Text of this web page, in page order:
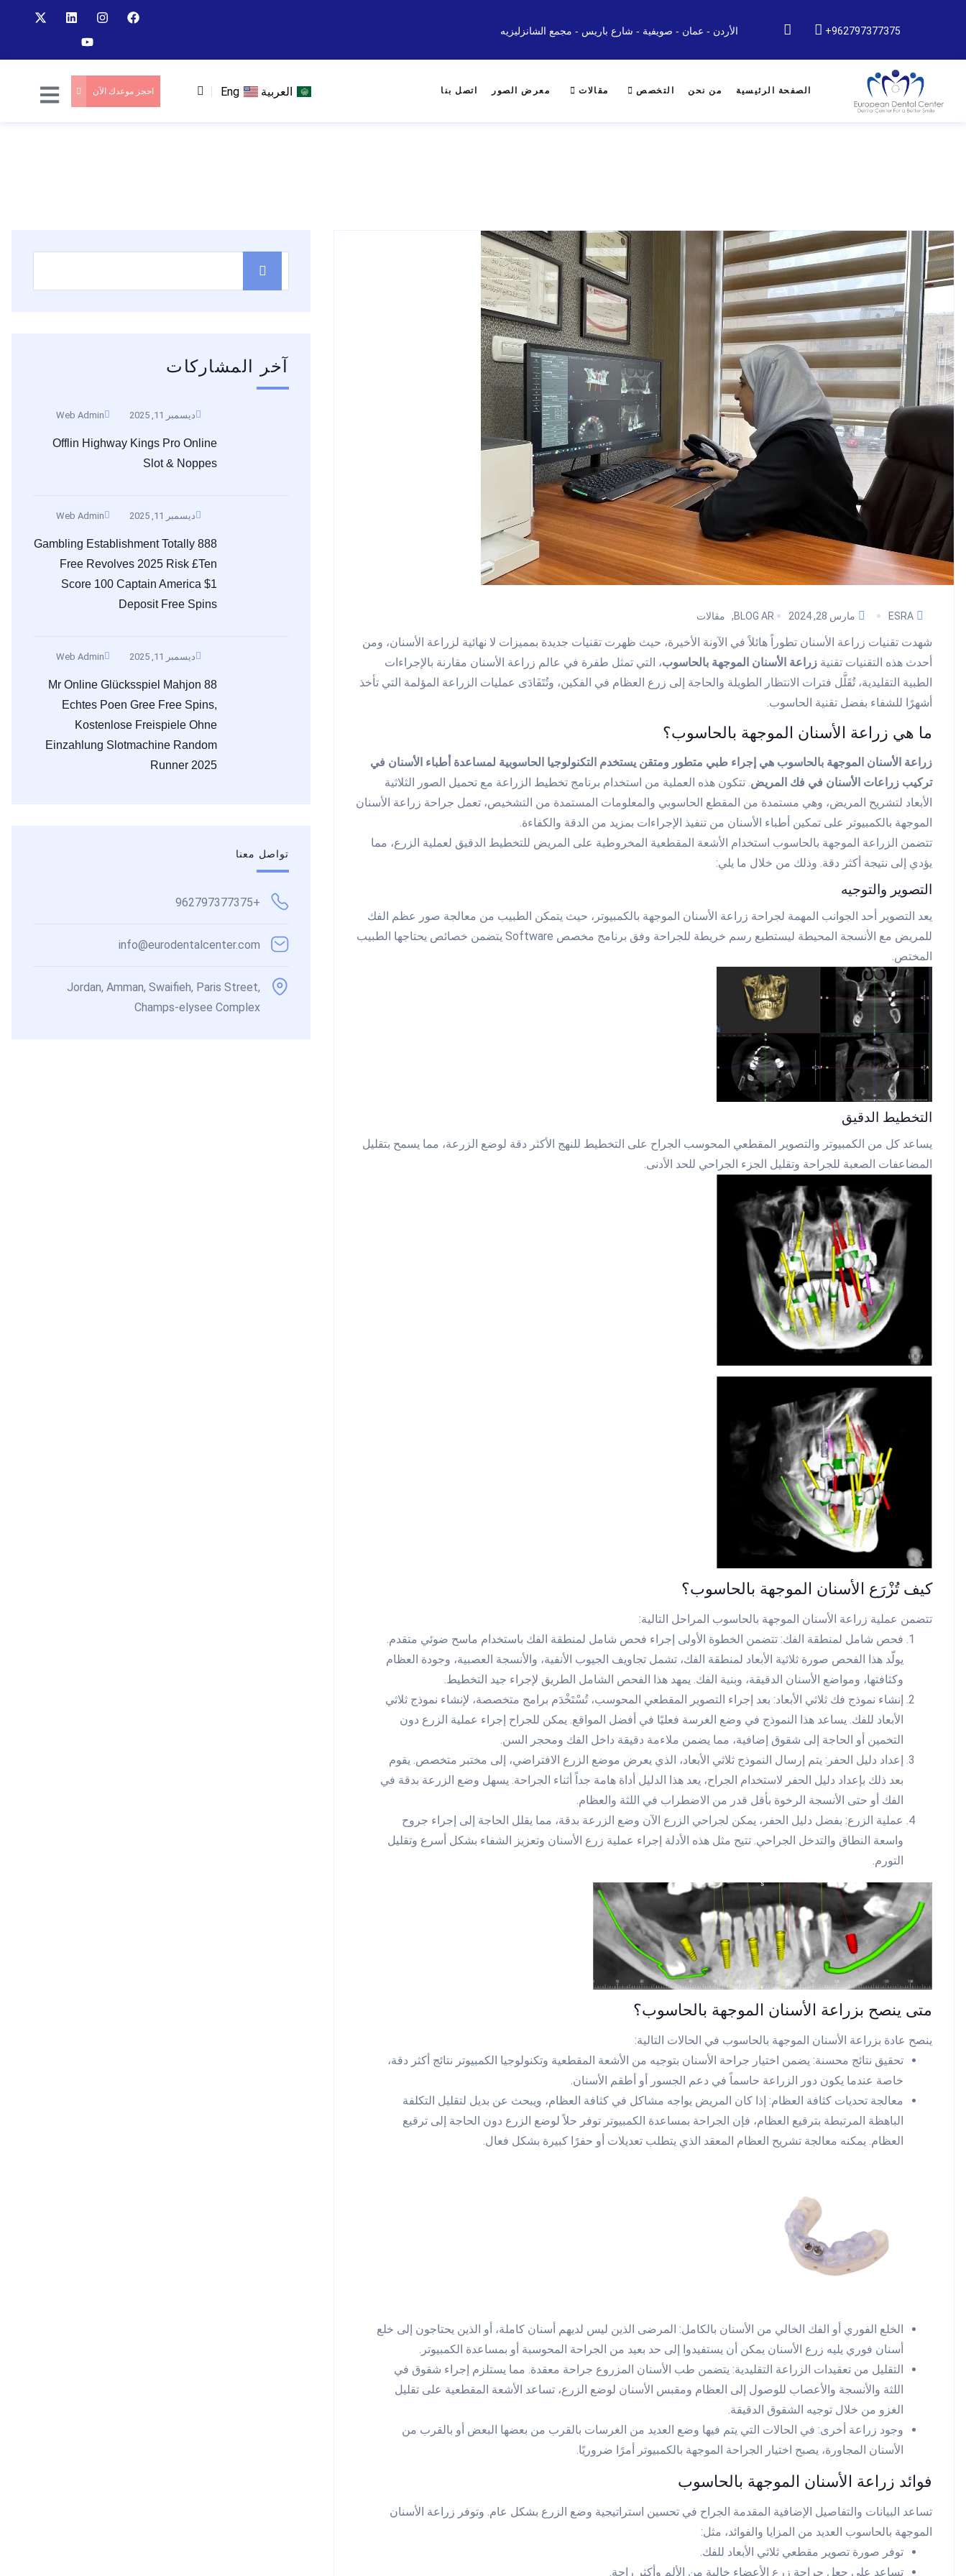
962797377375+ الأردن - عمان - صويفية - شارع باريس - مجمع الشانزليزيه
الصفحة الرئيسية من نحن التخصص مقالات معرض الصور اتصل بنا Eng العربية احجز موعدك الآن
ESRA مارس 28, 2024 BLOG AR مقالات
شهدت تقنيات زراعة الأسنان تطوراً هائلاً في الآونة الأخيرة، حيث ظهرت تقنيات جديدة بمميزات لا نهائية لزراعة الأسنان، ومن
أحدث هذه التقنيات تقنية زراعة الأسنان الموجهة بالحاسوب، التي تمثل طفرة في عالم زراعة الأسنان مقارنة بالإجراءات
الطبية التقليدية، تُقَلَّل فترات الانتظار الطويلة والحاجة إلى زرع العظام في الفكين، وتُتَفَادَى عمليات الزراعة المؤلمة التي تأخذ
أشهرًا للشفاء بفضل تقنية الحاسوب.
ما هي زراعة الأسنان الموجهة بالحاسوب؟
زراعة الأسنان الموجهة بالحاسوب هي إجراء طبي متطور ومتقن يستخدم التكنولوجيا الحاسوبية لمساعدة أطباء الأسنان في
تركيب زراعات الأسنان في فك المريض. تتكون هذه العملية من استخدام برنامج تخطيط الزراعة مع تحميل الصور الثلاثية
الأبعاد لتشريح المريض، وهي مستمدة من المقطع الحاسوبي والمعلومات المستمدة من التشخيص، تعمل جراحة زراعة الأسنان
الموجهة بالكمبيوتر على تمكين أطباء الأسنان من تنفيذ الإجراءات بمزيد من الدقة والكفاءة.
تتضمن الزراعة الموجهة بالحاسوب استخدام الأشعة المقطعية المخروطية على المريض للتخطيط الدقيق لعملية الزرع، مما
يؤدي إلى نتيجة أكثر دقة. وذلك من خلال ما يلي:
التصوير والتوجيه
يعد التصوير أحد الجوانب المهمة لجراحة زراعة الأسنان الموجهة بالكمبيوتر، حيث يتمكن الطبيب من معالجة صور عظم الفك
للمريض مع الأنسجة المحيطة ليستطيع رسم خريطة للجراحة وفق برنامج مخصص Software يتضمن خصائص يحتاجها الطبيب
المختص.
التخطيط الدقيق
يساعد كل من الكمبيوتر والتصوير المقطعي المحوسب الجراح على التخطيط للنهج الأكثر دقة لوضع الزرعة، مما يسمح بتقليل
المضاعفات الصعبة للجراحة وتقليل الجزء الجراحي للحد الأدنى.
كيف تُزْرَع الأسنان الموجهة بالحاسوب؟
تتضمن عملية زراعة الأسنان الموجهة بالحاسوب المراحل التالية:
فحص شامل لمنطقة الفك: تتضمن الخطوة الأولى إجراء فحص شامل لمنطقة الفك باستخدام ماسح ضوئي متقدم.
يولّد هذا الفحص صورة ثلاثية الأبعاد لمنطقة الفك، تشمل تجاويف الجيوب الأنفية، والأنسجة العصبية، وجودة العظام
وكثافتها، ومواضع الأسنان الدقيقة، وبنية الفك. يمهد هذا الفحص الشامل الطريق لإجراء جيد التخطيط.
إنشاء نموذج فك ثلاثي الأبعاد: بعد إجراء التصوير المقطعي المحوسب، تُسْتَخْدَم برامج متخصصة، لإنشاء نموذج ثلاثي
الأبعاد للفك. يساعد هذا النموذج في وضع الغرسة فعليًا في أفضل المواقع. يمكن للجراح إجراء عملية الزرع دون
التخمين أو الحاجة إلى شقوق إضافية، مما يضمن ملاءمة دقيقة داخل الفك ومحجر السن.
إعداد دليل الحفر: يتم إرسال النموذج ثلاثي الأبعاد، الذي يعرض موضع الزرع الافتراضي، إلى مختبر متخصص. يقوم
بعد ذلك بإعداد دليل الحفر لاستخدام الجراح، يعد هذا الدليل أداة هامة جداً أثناء الجراحة. يسهل وضع الزرعة بدقة في
الفك أو حتى الأنسجة الرخوة بأقل قدر من الاضطراب في اللثة والعظام.
عملية الزرع: بفضل دليل الحفر، يمكن لجراحي الزرع الآن وضع الزرعة بدقة، مما يقلل الحاجة إلى إجراء جروح
واسعة النطاق والتدخل الجراحي. تتيح مثل هذه الأدلة إجراء عملية زرع الأسنان وتعزيز الشفاء بشكل أسرع وتقليل
التورم.
متى ينصح بزراعة الأسنان الموجهة بالحاسوب؟
ينصح عادة بزراعة الأسنان الموجهة بالحاسوب في الحالات التالية:
تحقيق نتائج محسنة: يضمن اختيار جراحة الأسنان بتوجيه من الأشعة المقطعية وتكنولوجيا الكمبيوتر نتائج أكثر دقة،
خاصة عندما يكون دور الزراعة حاسماً في دعم الجسور أو أطقم الأسنان.
معالجة تحديات كثافة العظام: إذا كان المريض يواجه مشاكل في كثافة العظام، ويبحث عن بديل لتقليل التكلفة
الباهظة المرتبطة بترقيع العظام، فإن الجراحة بمساعدة الكمبيوتر توفر حلاً لوضع الزرع دون الحاجة إلى ترقيع
العظام. يمكنه معالجة تشريح العظام المعقد الذي يتطلب تعديلات أو حفرًا كبيرة بشكل فعال.
الخلع الفوري أو الفك الخالي من الأسنان بالكامل: المرضى الذين ليس لديهم أسنان كاملة، أو الذين يحتاجون إلى خلع
أسنان فوري يليه زرع الأسنان يمكن أن يستفيدوا إلى حد بعيد من الجراحة المحوسبة أو بمساعدة الكمبيوتر.
التقليل من تعقيدات الزراعة التقليدية: يتضمن طب الأسنان المزروع جراحة معقدة. مما يستلزم إجراء شقوق في
اللثة والأنسجة والأعصاب للوصول إلى العظام ومقبس الأسنان لوضع الزرع، تساعد الأشعة المقطعية على تقليل
الغزو من خلال توجيه الشقوق الدقيقة.
وجود زراعة أخرى: في الحالات التي يتم فيها وضع العديد من الغرسات بالقرب من بعضها البعض أو بالقرب من
الأسنان المجاورة، يصبح اختيار الجراحة الموجهة بالكمبيوتر أمرًا ضروريًا.
فوائد زراعة الأسنان الموجهة بالحاسوب
تساعد البيانات والتفاصيل الإضافية المقدمة الجراح في تحسين استراتيجية وضع الزرع بشكل عام. وتوفر زراعة الأسنان
الموجهة بالحاسوب العديد من المزايا والفوائد، مثل:
توفر صورة تصوير مقطعي ثلاثي الأبعاد للفك.
تساعد على جعل جراحة زرع الأعضاء خالية من الألم وأكثر راحة.
آخر المشاركات
ديسمبر 11, 2025 Web Admin
Offlin Highway Kings Pro Online
Slot & Noppes
ديسمبر 11, 2025 Web Admin
888 Gambling Establishment Totally
Free Revolves 2025 Risk £ten
Score 100 Captain America $1
Deposit Free Spins
ديسمبر 11, 2025 Web Admin
Mr Online Glücksspiel Mahjon 88
Echtes Poen Gree Free Spins,
Kostenlose Freispiele Ohne
Einzahlung Slotmachine Random
Runner 2025
تواصل معنا
+962797377375
info@eurodentalcenter.com
Jordan, Amman, Swaifieh, Paris Street,
Champs-elysee Complex